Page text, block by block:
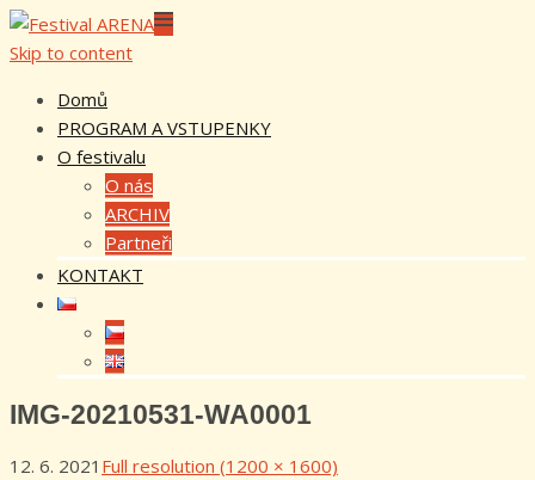
Skip to content
Domů
PROGRAM A VSTUPENKY
O festivalu
O nás
ARCHIV
Partneři
KONTAKT
IMG-20210531-WA0001
12. 6. 2021 Full resolution (1200 × 1600)